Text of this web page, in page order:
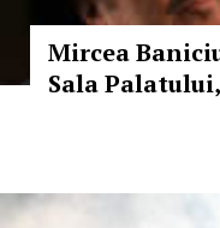
Mircea
Sala